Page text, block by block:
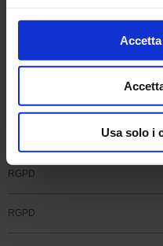
Usa solo i
GDPR
RGPD
RGPD